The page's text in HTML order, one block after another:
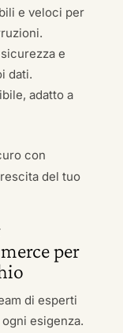
e veloci per
e
dati.
adatto a
con
del tuo
per
di esperti
esigenza.